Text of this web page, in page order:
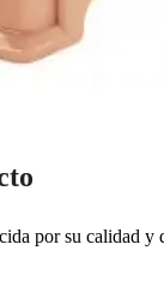
por su calidad y